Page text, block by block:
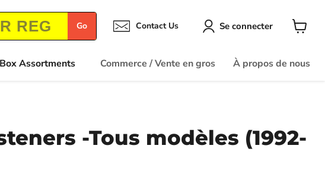
Go Contact Us Se connecter
panier
Assortments Commerce / Vente en gros À propos de nous
-Tous modèles (1992-